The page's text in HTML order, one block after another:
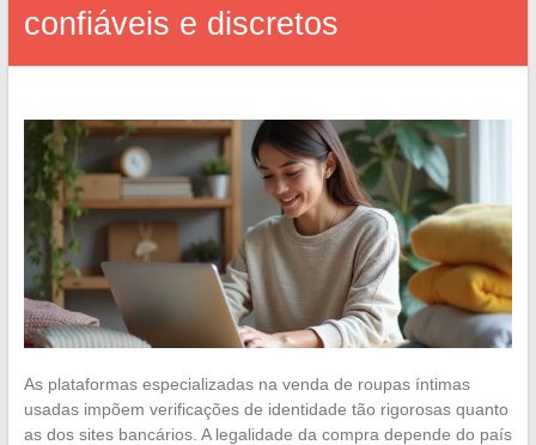
confiáveis e discretos
As plataformas especializadas na venda de roupas íntimas
usadas impõem verificações de identidade tão rigorosas quanto
as dos sites bancários. A legalidade da compra depende do país